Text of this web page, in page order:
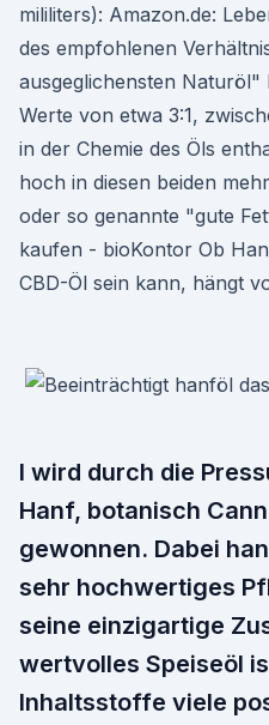
mililiters): Amazon.de:
des empfohlenen
ausgeglichensten Naturöl"
Werte von etwa 3:1,
in der Chemie des Öls
hoch in diesen beiden
oder so genannte "gute
kaufen - bioKontor Ob
CBD-Öl sein kann, hängt
l wird durch die
Hanf, botanisch
gewonnen. Dabei
sehr hochwertiges
seine einzigartige
wertvolles Speiseöl
Inhaltsstoffe viele